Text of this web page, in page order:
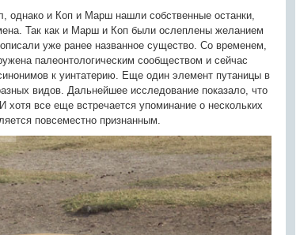
однако и Коп и Марш нашли собственные останки,
Так как и Марш и Коп были ослеплены желанием
уже ранее названное существо. Со временем,
палеонтологическим сообществом и сейчас
к уинтатерию. Еще один элемент путаницы в
видов. Дальнейшее исследование показало, что
все еще встречается упоминание о нескольких
повсеместно признанным.